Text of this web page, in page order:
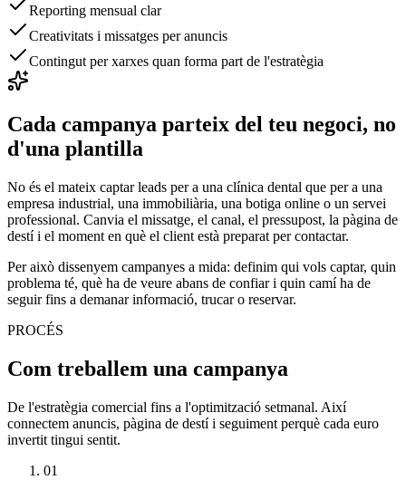
Reporting mensual clar
Creativitats i missatges per anuncis
Contingut per xarxes quan forma part de l'estratègia
Cada campanya parteix del teu negoci, no
d'una plantilla
No és el mateix captar leads per a una clínica dental que per a una
empresa industrial, una immobiliària, una botiga online o un servei
professional. Canvia el missatge, el canal, el pressupost, la pàgina de
destí i el moment en què el client està preparat per contactar.
Per això dissenyem campanyes a mida: definim qui vols captar, quin
problema té, què ha de veure abans de confiar i quin camí ha de
seguir fins a demanar informació, trucar o reservar.
PROCÉS
Com treballem una campanya
De l'estratègia comercial fins a l'optimització setmanal. Així
connectem anuncis, pàgina de destí i seguiment perquè cada euro
invertit tingui sentit.
01